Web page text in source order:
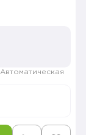
Автоматическая